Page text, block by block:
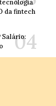
da fintech
Salário: